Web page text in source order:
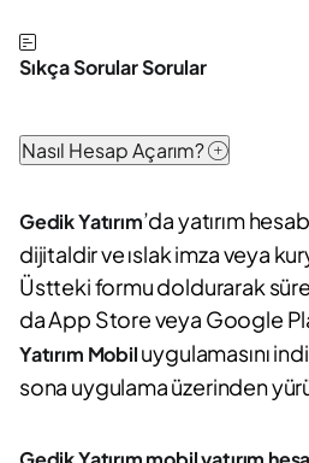
Sıkça Sorular Sorular
Nasıl Hesap Açarım?
Gedik Yatırım’da yatırım
dijitaldir ve ıslak imza veya
Üstteki formu doldurarak
da App Store veya Google
Yatırım Mobiluygulamasını
sona uygulama üzerinden